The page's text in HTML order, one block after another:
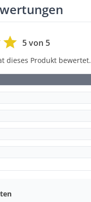
5 von 5
dieses Produkt bewertet.